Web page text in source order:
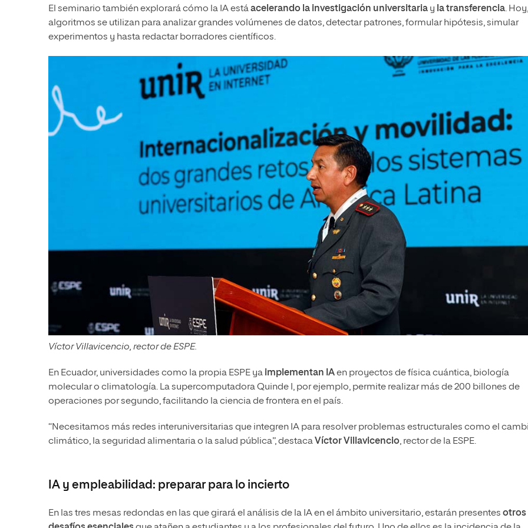
El seminario también explorará cómo la IA estáacelerando la investigación universitaria y la transferencia.
algoritmos se utilizan para analizar grandes volúmenes de datos, detectar patrones, formular hipótesis, simular
experimentos y hasta redactar borradores científicos.
Víctor Villavicencio, rector de ESPE.
En Ecuador, universidades como la propia ESPE ya implementan IAen proyectos de física cuántica, biología
molecular o climatología. La supercomputadora Quinde I, por ejemplo, permite realizar más de 200 billones de
operaciones por segundo, facilitando la ciencia de frontera en el país.
“Necesitamos más redes interuniversitarias que integren IA para resolver problemas estructurales como el
climático, la seguridad alimentaria o la salud pública”, destaca Víctor Villavicencio, rector de la ESPE.
IA y empleabilidad: preparar para lo incierto
En las tres mesas redondas en las que girará el análisis de la IA en el ámbito universitario, estarán presentes otros